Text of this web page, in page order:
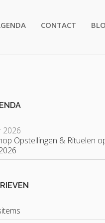
CONTACT
2026
Opstellingen & Rituelen